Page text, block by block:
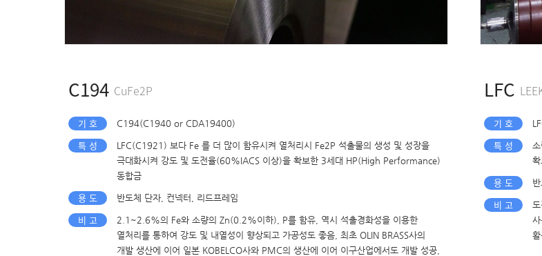
C194 CuFe2P
기 호 C194(C1940 or CDA19400)
특 성
LFC(C1921) 보다 Fe 를 더 많이 함유시켜 열처리시 Fe2P 석출물의 생성 및 성장을
극대화시켜 강도 및 도전율(60%IACS 이상)을 확보한 3세대 HP(High Performance)
동합금
용 도 반도체 단자, 컨넥터, 리드프레임
비 고
2.1~2.6%의 Fe와 소량의 Zn(0.2%이하), P를 함유, 역시 석출경화성을 이용한
열처리를 통하여 강도 및 내열성이 향상되고 가공성도 좋음, 최초 OLIN BRASS사의
개발 생산에 이어 일본 KOBELCO사와 PMC의 생산에 이어 이구산업에서도 개발 성공,
LFC
기 호
특 성
용 도
비 고
활